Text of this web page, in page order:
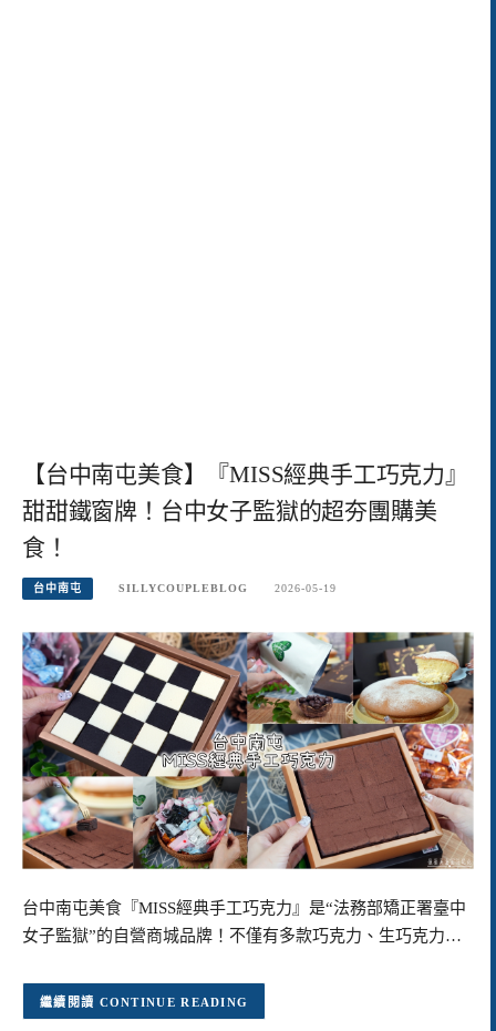
【台中南屯美食】『MISS經典手工巧克力』
甜甜鐵窗牌！台中女子監獄的超夯團購美
食！
台中南屯 SILLYCOUPLEBLOG 2026-05-19
台中南屯美食『MISS經典手工巧克力』是“法務部矯正署臺中
女子監獄”的自營商城品牌！不僅有多款巧克力、生巧克力…
CONTINUE READING